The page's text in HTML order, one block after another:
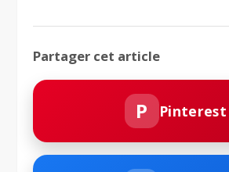
Partager cet article
P Pinterest